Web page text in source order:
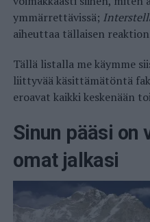
ymmärrettävissä;
aiheuttaa tällaisen
Tällä listalla me käymme
liittyvää käsittämätöntä
eroavat kaikki keskenään
Sinun pääsi on
omat jalkasi